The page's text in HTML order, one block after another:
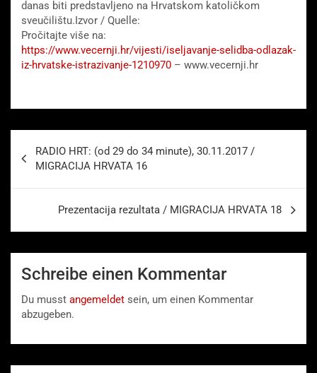
danas biti predstavljeno na Hrvatskom katoličkom
sveučilištu.Izvor / Quelle:
Pročitajte više na:
https://www.vecernji.hr/vijesti/iseljavanje-selidba-odlazak-
iz-hrvatske-istrazivanje-1210970 – www.vecernji.hr
RADIO HRT: (od 29 do 34 minute), 30.11.2017 /
MIGRACIJA HRVATA 16
Prezentacija rezultata / MIGRACIJA HRVATA 18
Schreibe einen Kommentar
Du musst angemeldet sein, um einen Kommentar
abzugeben.